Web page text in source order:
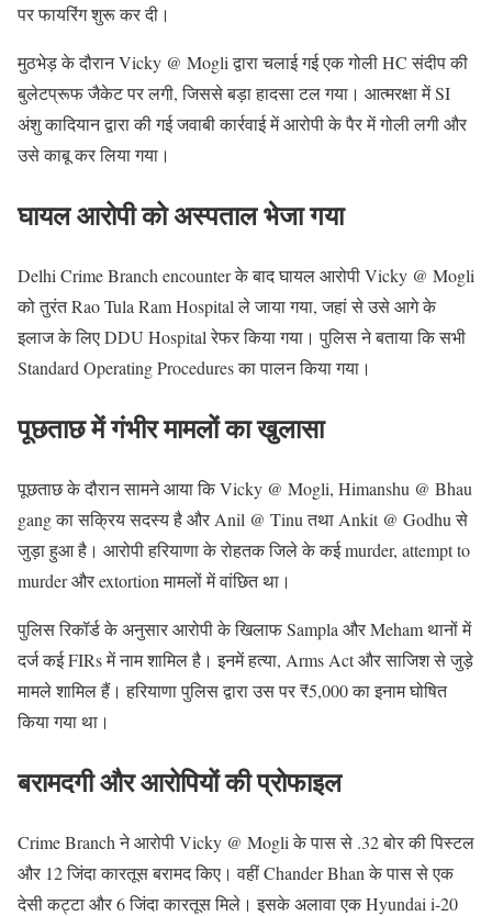
पर फायरिंग शुरू कर दी।
मुठभेड़ के दौरान Vicky @ Mogli द्वारा चलाई गई एक गोली HC संदीप की
बुलेटप्रूफ जैकेट पर लगी, जिससे बड़ा हादसा टल गया। आत्मरक्षा में SI
अंशु कादियान द्वारा की गई जवाबी कार्रवाई में आरोपी के पैर में गोली लगी और
उसे काबू कर लिया गया।
घायल आरोपी को अस्पताल भेजा गया
Delhi Crime Branch encounter के बाद घायल आरोपी Vicky @ Mogli
को तुरंत Rao Tula Ram Hospital ले जाया गया, जहां से उसे आगे के
इलाज के लिए DDU Hospital रेफर किया गया। पुलिस ने बताया कि सभी
Standard Operating Procedures का पालन किया गया।
पूछताछ में गंभीर मामलों का खुलासा
पूछताछ के दौरान सामने आया कि Vicky @ Mogli, Himanshu @ Bhau
gang का सक्रिय सदस्य है और Anil @ Tinu तथा Ankit @ Godhu से
जुड़ा हुआ है। आरोपी हरियाणा के रोहतक जिले के कई murder, attempt to
murder और extortion मामलों में वांछित था।
पुलिस रिकॉर्ड के अनुसार आरोपी के खिलाफ Sampla और Meham थानों में
दर्ज कई FIRs में नाम शामिल है। इनमें हत्या, Arms Act और साजिश से जुड़े
मामले शामिल हैं। हरियाणा पुलिस द्वारा उस पर ₹5,000 का इनाम घोषित
किया गया था।
बरामदगी और आरोपियों की प्रोफाइल
Crime Branch ने आरोपी Vicky @ Mogli के पास से .32 बोर की पिस्टल
और 12 जिंदा कारतूस बरामद किए। वहीं Chander Bhan के पास से एक
देसी कट्टा और 6 जिंदा कारतूस मिले। इसके अलावा एक Hyundai i-20